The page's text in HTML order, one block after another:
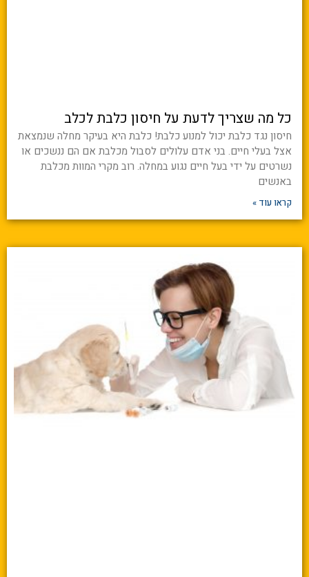
כל מה שצריך לדעת על חיסון כלבת לכלב
חיסון נגד כלבת יכול למנוע כלבת! כלבת היא בעיקר מחלה שנמצאת
אצל בעלי חיים. בני אדם עלולים לסבול מכלבת אם הם ננשכים או
נשרטים על ידי בעל חיים נגוע במחלה. רוב מקרי המוות מכלבת
באנשים
קראו עוד »